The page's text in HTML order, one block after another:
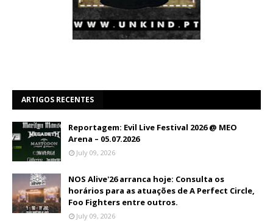
ARTIGOS RECENTES
Reportagem: Evil Live Festival 2026 @ MEO
Arena – 05.07.2026
July 09, 2026
NOS Alive'26 arranca hoje: Consulta os
horários para as atuações de A Perfect Circle,
Foo Fighters entre outros.
July 09, 2026